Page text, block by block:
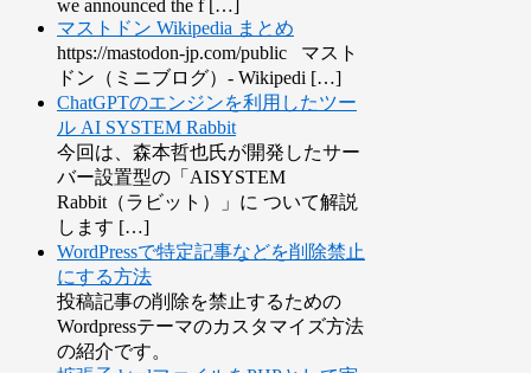
we announced the f […]
マストドン Wikipedia まとめ
https://mastodon-jp.com/public マスト
ドン（ミニブログ）- Wikipedi […]
ChatGPTのエンジンを利用したツー
ル AI SYSTEM Rabbit
今回は、森本哲也氏が開発したサー
バー設置型の「AISYSTEM
Rabbit（ラビット）」に ついて解説
します […]
WordPressで特定記事などを削除禁止
にする方法
投稿記事の削除を禁止するための
Wordpressテーマのカスタマイズ方法
の紹介です。